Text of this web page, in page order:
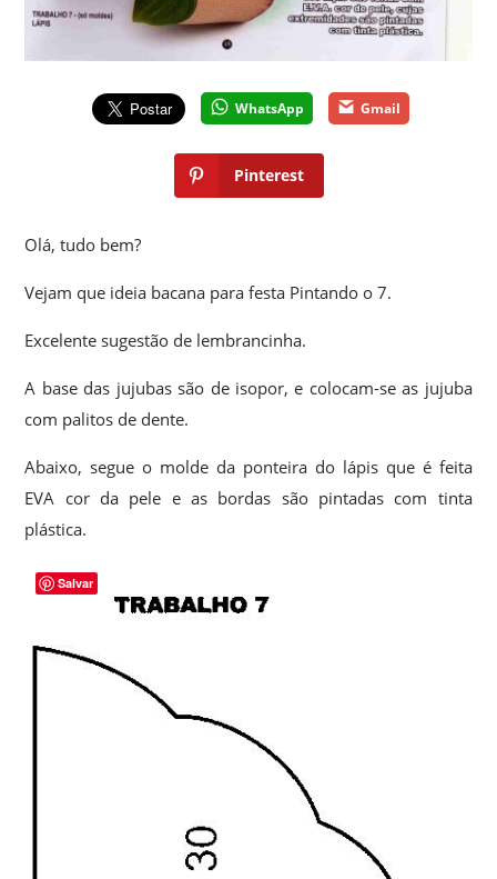
WhatsApp Gmail
Pinterest
Olá, tudo bem?
Vejam que ideia bacana para festa Pintando o 7.
Excelente sugestão de lembrancinha.
A base das jujubas são de isopor, e colocam-se as jujuba
com palitos de dente.
Abaixo, segue o molde da ponteira do lápis que é feita
EVA cor da pele e as bordas são pintadas com tinta
plástica.
Salvar